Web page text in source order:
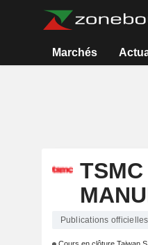
Marchés
Publications